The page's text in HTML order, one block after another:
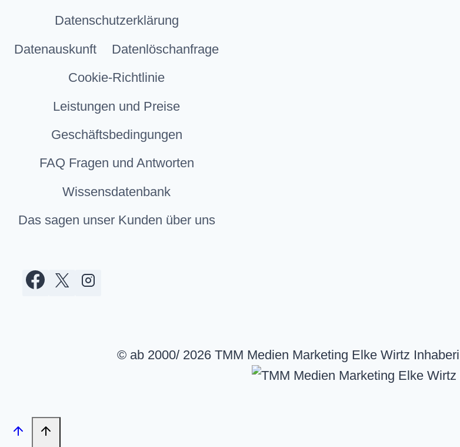
Datenschutzerklärung
Datenauskunft
Datenlöschanfrage
Cookie-Richtlinie
Leistungen und Preise
Geschäftsbedingungen
FAQ Fragen und Antworten
Wissensdatenbank
Das sagen unser Kunden über uns
© ab 2000/ 2026 TMM Medien Marketing Elke Wirtz